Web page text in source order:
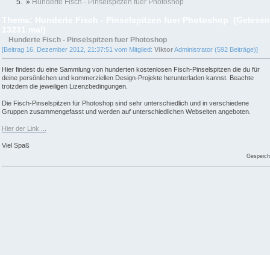
» Hunderte Fisch - Pinselspitzen fuer Photoshop
Hunderte Fisch - Pinselspitzen fuer Photoshop
[Beitrag 16. Dezember 2012, 21:37:51 vom Mitglied: ViktorAdministrator (592 Beiträge)]
Hier findest du eine Sammlung von hunderten kostenlosen Fisch-Pinselspitzen die du für
deine persönlichen und kommerziellen Design-Projekte herunterladen kannst. Beachte
trotzdem die jeweiligen Lizenzbedingungen.
Die Fisch-Pinselspitzen für Photoshop sind sehr unterschiedlich und in verschiedene
Gruppen zusammengefasst und werden auf unterschiedlichen Webseiten angeboten.
Hier der Link ...
Viel Spaß